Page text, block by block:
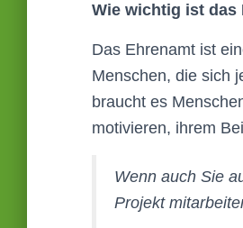
Wie wichtig ist das
Das Ehrenamt ist
Menschen, die sich
braucht es
motivieren, ihrem
Wenn auch Sie
Projekt